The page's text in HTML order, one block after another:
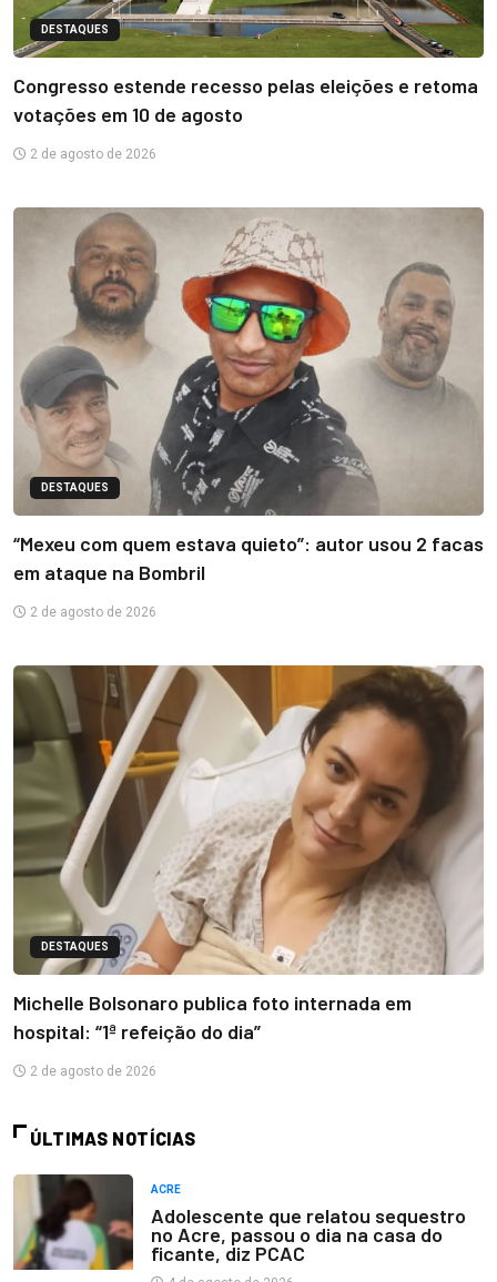
DESTAQUES
Congresso estende recesso pelas eleições e retoma
votações em 10 de agosto
2 de agosto de 2026
DESTAQUES
“Mexeu com quem estava quieto”: autor usou 2 facas
em ataque na Bombril
2 de agosto de 2026
DESTAQUES
Michelle Bolsonaro publica foto internada em
hospital: “1ª refeição do dia”
2 de agosto de 2026
ÚLTIMAS NOTÍCIAS
ACRE
Adolescente que relatou sequestro
no Acre, passou o dia na casa do
ficante, diz PCAC